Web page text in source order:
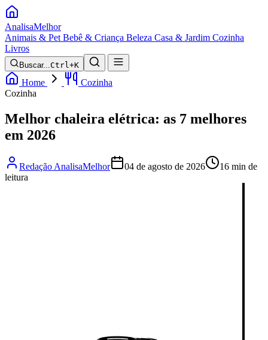
AnalisaMelhor
Animais & Pet Bebê & Criança Beleza Casa & Jardim Cozinha
Livros
Buscar...Ctrl+K
Home
Cozinha
Cozinha
Melhor chaleira elétrica: as 7 melhores
em 2026
Redação AnalisaMelhor 04 de agosto de 2026
16 min de
leitura